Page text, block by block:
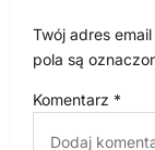
a
p
Twój adres
pola są
Komentarz *